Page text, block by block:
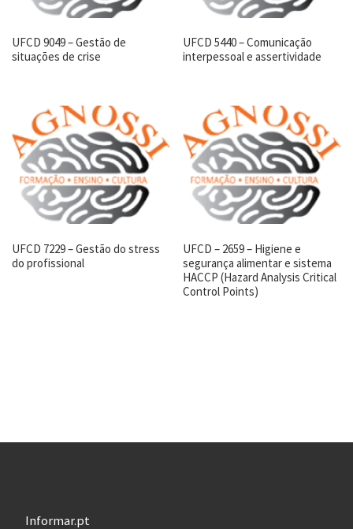
UFCD 9049 – Gestão de
situações de crise
UFCD 5440 – Comunicação
interpessoal e assertividade
UFCD 7229 – Gestão do stress
do profissional
UFCD – 2659 – Higiene e
segurança alimentar e sistema
HACCP (Hazard Analysis Critical
Control Points)
Informar.pt